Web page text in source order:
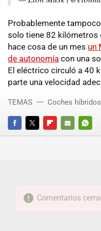
Probablemente
solo tiene 82 kilómetros
hace cosa de un mes un
de autonomía con una
El eléctrico circuló a 40
parte una velocidad
FACEBOOKTWITTERFLIPBOARD
E-
TEMAS Coches
Comentarios